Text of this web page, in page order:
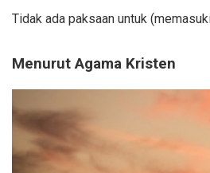
Tidak ada paksaan untuk
Menurut Agama Kristen